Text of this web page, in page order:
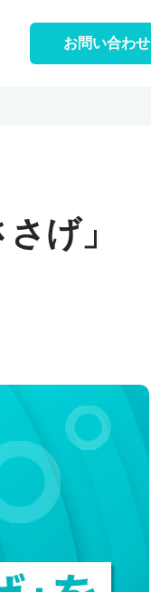
お問い合わせ
げ」